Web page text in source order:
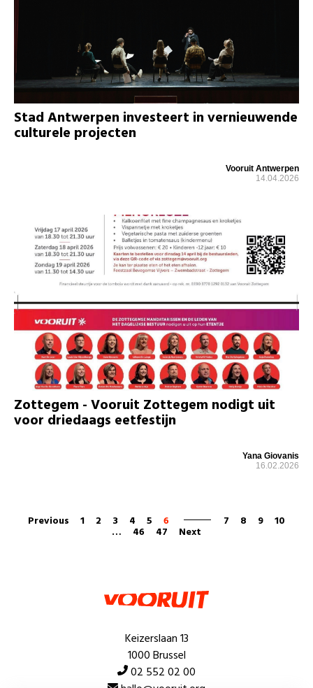
Stad Antwerpen investeert in vernieuwende
culturele projecten
Vooruit Antwerpen
14.04.2026
Zottegem - Vooruit Zottegem nodigt uit
voor driedaags eetfestijn
Yana Giovanis
16.02.2026
Previous 1 2 3 4 5 6 7 8 9 10
… 46 47 Next
Keizerslaan 13
1000 Brussel
02 552 02 00